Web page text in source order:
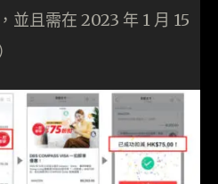
並且需在 2023 年 1 月 15